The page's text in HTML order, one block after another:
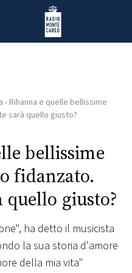
Radio Monte Carlo
› Rihanna e quelle bellissime
sarà quello giusto?
bellissime
fidanzato.
giusto?
ha detto il musicista
la sua storia d'amore
della mia vita"